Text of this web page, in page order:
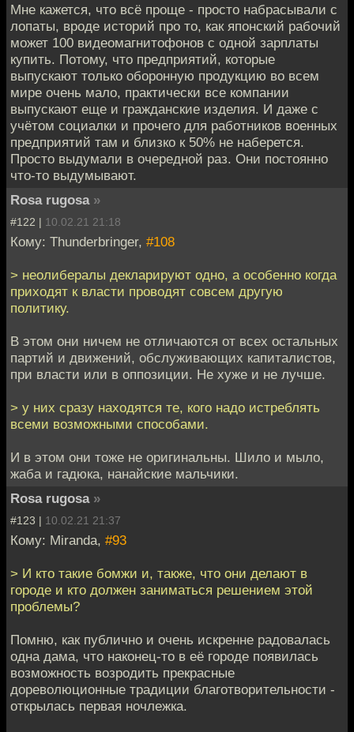
Мне кажется, что всё проще - просто набрасывали с
лопаты, вроде историй про то, как японский рабочий
может 100 видеомагнитофонов с одной зарплаты
купить. Потому, что предприятий, которые
выпускают только оборонную продукцию во всем
мире очень мало, практически все компании
выпускают еще и гражданские изделия. И даже с
учётом социалки и прочего для работников военных
предприятий там и близко к 50% не наберется.
Просто выдумали в очередной раз. Они постоянно
что-то выдумывают.
Rosa rugosa »
#122 | 10.02.21 21:18
Кому: Thunderbringer, #108
> неолибералы декларируют одно, а особенно когда
приходят к власти проводят совсем другую
политику.
В этом они ничем не отличаются от всех остальных
партий и движений, обслуживающих капиталистов,
при власти или в оппозиции. Не хуже и не лучше.
> у них сразу находятся те, кого надо истреблять
всеми возможными способами.
И в этом они тоже не оригинальны. Шило и мыло,
жаба и гадюка, нанайские мальчики.
Rosa rugosa »
#123 | 10.02.21 21:37
Кому: Miranda, #93
> И кто такие бомжи и, также, что они делают в
городе и кто должен заниматься решением этой
проблемы?
Помню, как публично и очень искренне радовалась
одна дама, что наконец-то в её городе появилась
возможность возродить прекрасные
дореволюционные традиции благотворительности -
открылась первая ночлежка.